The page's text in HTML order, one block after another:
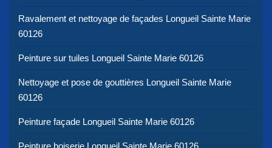
Ravalement et nettoyage de façades Longueil Sainte Marie
60126
Peinture sur tuiles Longueil Sainte Marie 60126
Nettoyage et pose de gouttières Longueil Sainte Marie
60126
Peinture façade Longueil Sainte Marie 60126
Peinture boiserie Longueil Sainte Marie 60126